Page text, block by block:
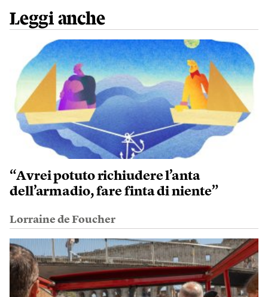
Leggi anche
“Avrei potuto richiudere l’anta
dell’armadio, fare finta di niente”
Lorraine de Foucher